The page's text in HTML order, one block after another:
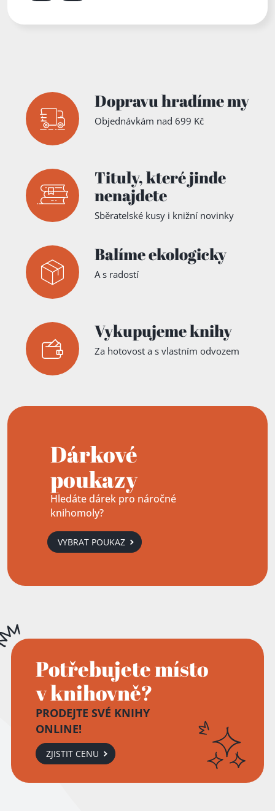
Dopravu hradíme my
Objednávkám nad 699 Kč
Tituly,které jinde
nenajdete
Sběratelské kusy i knižní novinky
Balíme ekologicky
A s radostí
Vykupujeme knihy
Za hotovost a s vlastním odvozem
Dárkové
poukazy
Hledáte dárek pro náročné
knihomoly?
VYBRAT POUKAZ
Potřebujete místo
v knihovně?
PRODEJTE SVÉ KNIHY
ONLINE!
ZJISTIT CENU